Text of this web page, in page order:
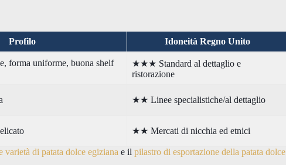
Profilo Idoneità Regno Unito
forma uniforme, buona shelf
★★★ Standard al dettaglio e
ristorazione
★★ Linee specialistiche/al dettaglio
★★ Mercati di nicchia ed etnici
varietà di patata dolce egiziana e il pilastro di esportazione della patata dolce